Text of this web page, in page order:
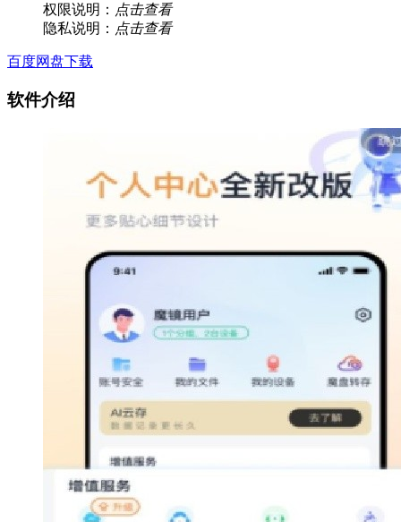
权限说明： 点击查看
隐私说明： 点击查看
百度网盘下载
软件介绍